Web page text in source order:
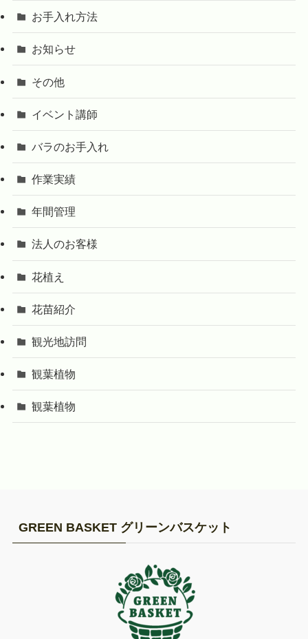
お手入れ方法
お知らせ
その他
イベント講師
バラのお手入れ
作業実績
年間管理
法人のお客様
花植え
花苗紹介
観光地訪問
観葉植物
観葉植物
GREEN BASKET グリーンバスケット